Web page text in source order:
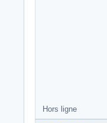
Hors ligne